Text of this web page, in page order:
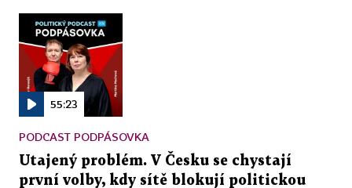
55:23
PODCAST PODPÁSOVKA
Utajený problém. V Česku se chystají
první volby, kdy sítě blokují politickou